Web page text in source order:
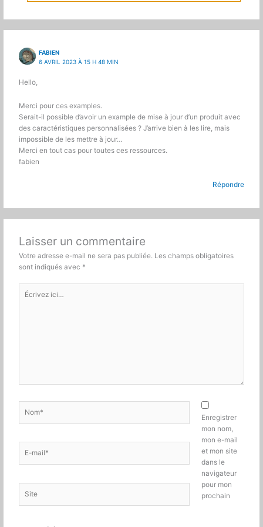
FABIEN
6 AVRIL 2023 À 15 H 48 MIN
Hello,
Merci pour ces examples.
Serait-il possible d’avoir un example de mise à jour d’un produit avec
des caractéristiques personnalisées ? J’arrive bien à les lire, mais
impossible de les mettre à jour…
Merci en tout cas pour toutes ces ressources.
fabien
Répondre
Laisser un commentaire
Votre adresse e-mail ne sera pas publiée. Les champs obligatoires
sont indiqués avec *
Écrivez
ici…
mail*
Enregistrer
mon nom,
mon e-mail
et mon site
dans le
navigateur
pour mon
prochain